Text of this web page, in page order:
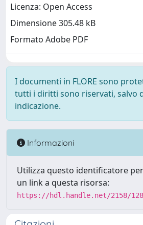
Licenza: Open Access
Dimensione 305.48 kB
Formato Adobe PDF
I documenti in FLORE sono
tutti i diritti sono riservati, salvo
indicazione.
Informazioni
Utilizza questo identificatore
un link a questa risorsa:
https://hdl.handle.net/2158/